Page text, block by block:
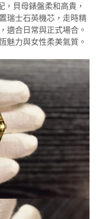
，貝母錶盤柔和高貴，
瑞士石英機芯，走時精
適合日常與正式場合。
魅力與女性柔美氣質。